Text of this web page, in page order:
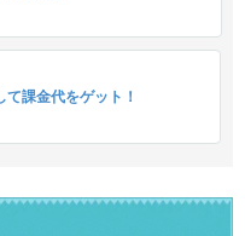
課金代をゲット！